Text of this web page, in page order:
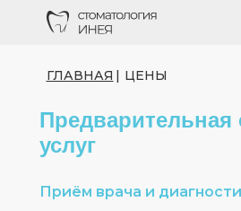
ГЛАВНАЯ ЦЕНЫ
|
Приём врача и
Предварительная
услуг